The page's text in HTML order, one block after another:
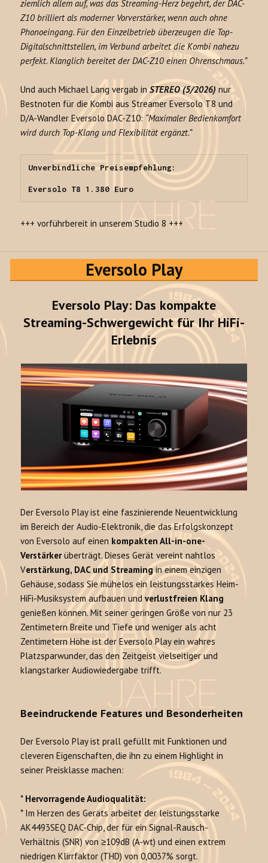
ziemlich allem auf, was das Streaming-Herz begehrt, der DAC-
Z10 brilliert als moderner Vorverstärker, wenn auch ohne
Phonoeingang. Für den Einzelbetrieb überzeugen die Top-
Digitalschnittstellen, im Verbund arbeitet die Kombi nahezu
perfekt. Klanglich bereitet der DAC-Z10 einen Ohrenschmaus.”
Und auch Michael Lang vergab inSTEREO (5/2026) nur
Bestnoten für die Kombi aus Streamer Eversolo T8 und
D/A-Wandler Eversolo DAC-Z10: “Maximaler Bedienkomfort
wird durch Top-Klang und Flexibilität ergänzt.”
Unverbindliche Preisempfehlung:
Eversolo T8 1.380 Euro
+++ vorführbereit in unserem Studio 8 +++
Eversolo Play
Eversolo Play: Das kompakte
Streaming-Schwergewicht für Ihr HiFi-
Erlebnis
Der Eversolo Play ist eine faszinierende Neuentwicklung
im Bereich der Audio-Elektronik, die das Erfolgskonzept
von Eversolo auf einen kompakten All-in-one-
Verstärkerüberträgt. Dieses Gerät vereint nahtlos
Verstärkung, DAC und Streamingin einem einzigen
Gehäuse, sodass Sie mühelos ein leistungsstarkes Heim-
HiFi-Musiksystem aufbauen undverlustfreien Klang
genießen können. Mit seiner geringen Größe von nur 23
Zentimetern Breite und Tiefe und weniger als acht
Zentimetern Höhe ist der Eversolo Play ein wahres
Platzsparwunder, das den Zeitgeist vielseitiger und
klangstarker Audiowiedergabe trifft.
Beeindruckende Features und Besonderheiten
Der Eversolo Play ist prall gefüllt mit Funktionen und
cleveren Eigenschaften, die ihn zu einem Highlight in
seiner Preisklasse machen:
* Hervorragende Audioqualität:
* Im Herzen des Geräts arbeitet der leistungsstarke
AK4493SEQ DAC-Chip, der für ein Signal-Rausch-
Verhältnis (SNR) von ≥109dB (A-wt) und einen extrem
niedrigen Klirrfaktor (THD) von 0,0037% sorgt.